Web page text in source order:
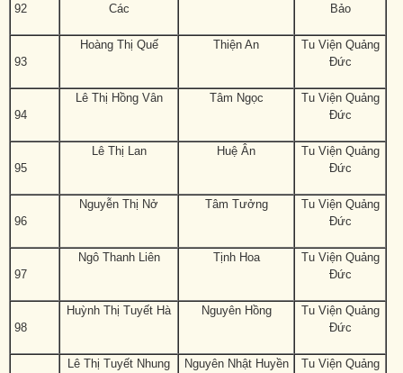
92
Các
Bảo
93
Hoàng Thị Quế Thiện An
Tu Viện Quảng
Đức
94
Lê Thị Hồng Vân Tâm Ngọc
Tu Viện Quảng
Đức
95
Lê Thị Lan Huệ Ân
Tu Viện Quảng
Đức
96
Nguyễn Thị Nở Tâm Tưởng
Tu Viện Quảng
Đức
97
Ngô Thanh Liên Tịnh Hoa
Tu Viện Quảng
Đức
98
Huỳnh Thị Tuyết Hà Nguyên Hồng
Tu Viện Quảng
Đức
Lê Thị Tuyết Nhung Nguyên Nhật Huyền
Tu Viện Quảng